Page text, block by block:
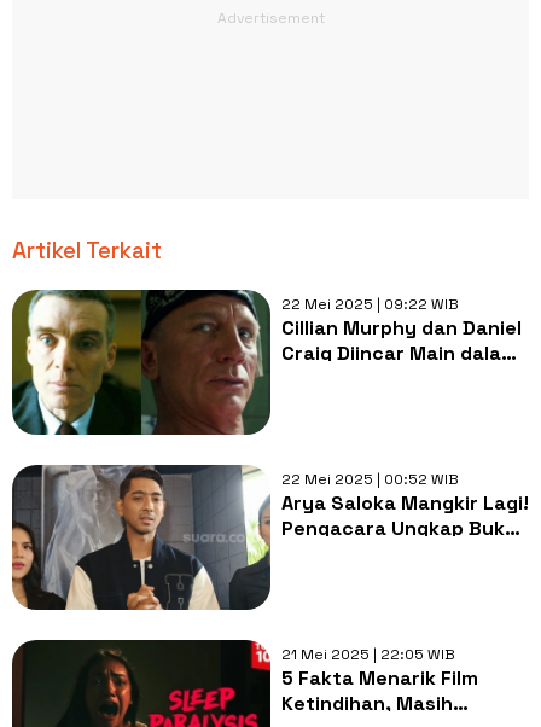
Artikel Terkait
22 Mei 2025 | 09:22 WIB
Cillian Murphy dan Daniel
Craig Diincar Main dalam
22 Mei 2025 | 00:52 WIB
Arya Saloka Mangkir Lagi!
Pengacara Ungkap Bukti
21 Mei 2025 | 22:05 WIB
5 Fakta Menarik Film
Ketindihan, Masih